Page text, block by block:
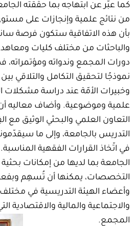
كما عبّر عن ابتهاجه بما حقّقته
من نتائج علمية وإنجازات على
بأن هذه الاتفاقية ستكون فرصة
والباحثات من مختلف كليات
دورات المجمع وندواته
نموذجًا لتحقيق التكامل والتلاقي
وخبيرات الأمّة عند دراسة مشكلات
علمية وموضوعية. وأضاف معاليه
التعاون العلمي والبحثي الوثيق مع
التدريس بالجامعة، وإلى ما
في اتّخاذ القرارات الفقهية
الجامعة بما لديها من إمكانات
التخصصات، يمكنها أن تُسهِم
وأعضاء الهيئة التدريسية في مختلف
والاجتماعية والمالية
المجمع.